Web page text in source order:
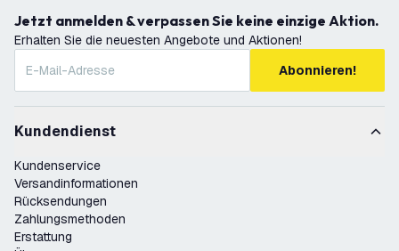
Jetzt anmelden & verpassen Sie keine einzige Aktion.
Erhalten Sie die neuesten Angebote und Aktionen!
Abonnieren!
Kundendienst
Kundenservice
Versandinformationen
Rücksendungen
Zahlungsmethoden
Erstattung